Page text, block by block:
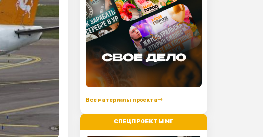
Все материалы проекта
СПЕЦПРОЕКТЫ МГ